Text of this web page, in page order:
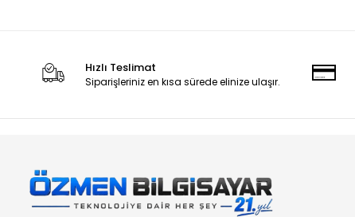
Hızlı Teslimat
Siparişleriniz en kısa sürede elinize ulaşır.